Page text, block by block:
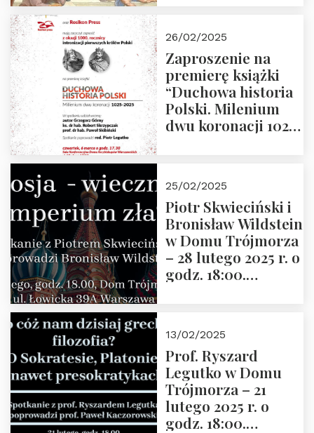
26/02/2025
Zaproszenie na
premierę książki
“Duchowa historia
Polski. Milenium
dwu koronacji 1025-
2025 r. godz. 17:30,
DAW ul. Miodowa
17/19
25/02/2025
Piotr Skwieciński i
Bronisław Wildstein
w Domu Trójmorza
– 28 lutego 2025 r. o
godz. 18:00.
13/02/2025
Prof. Ryszard
Legutko w Domu
Trójmorza – 21
lutego 2025 r. o
godz. 18:00.